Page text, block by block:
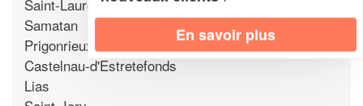
Saint-Laurent-des-Vignes
Samatan
Prigonrieux
Castelnau-d'Estretefonds
Lias
En savoir plus